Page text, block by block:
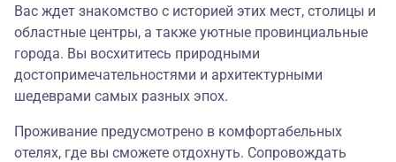
Вас ждет знакомство с историей этих мест, столицы и
областные центры, а также уютные провинциальные
города. Вы восхититесь природными
достопримечательностями и архитектурными
шедеврами самых разных эпох.
Проживание предусмотрено в комфортабельных
отелях, где вы сможете отдохнуть. Сопровождать